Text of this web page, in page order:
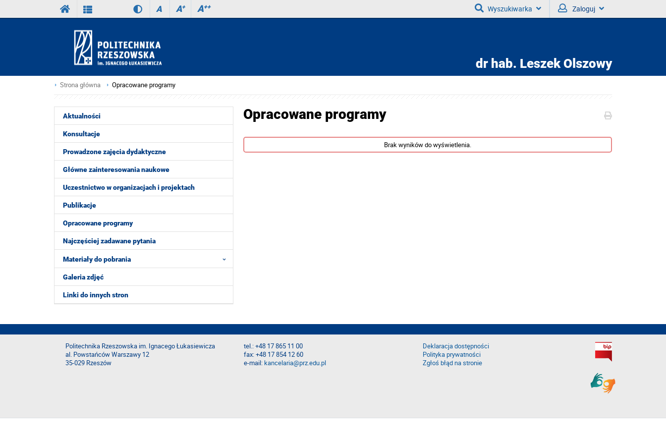
A A+ A++ Wyszukiwarka Zaloguj
dr hab. Leszek Olszowy
Strona główna Opracowane programy
Aktualności
Konsultacje
Prowadzone zajęcia dydaktyczne
Główne zainteresowania naukowe
Uczestnictwo w organizacjach i projektach
Publikacje
Opracowane programy
Najczęściej zadawane pytania
Materiały do pobrania
Galeria zdjęć
Linki do innych stron
Opracowane programy
Brak wyników do wyświetlenia.
Politechnika Rzeszowska im. Ignacego Łukasiewicza
al. Powstańców Warszawy 12
35-029 Rzeszów
tel.: +48 17 865 11 00
fax: +48 17 854 12 60
e-mail:kancelaria@prz.edu.pl
Deklaracja dostępności
Polityka prywatności
Zgłoś błąd na stronie